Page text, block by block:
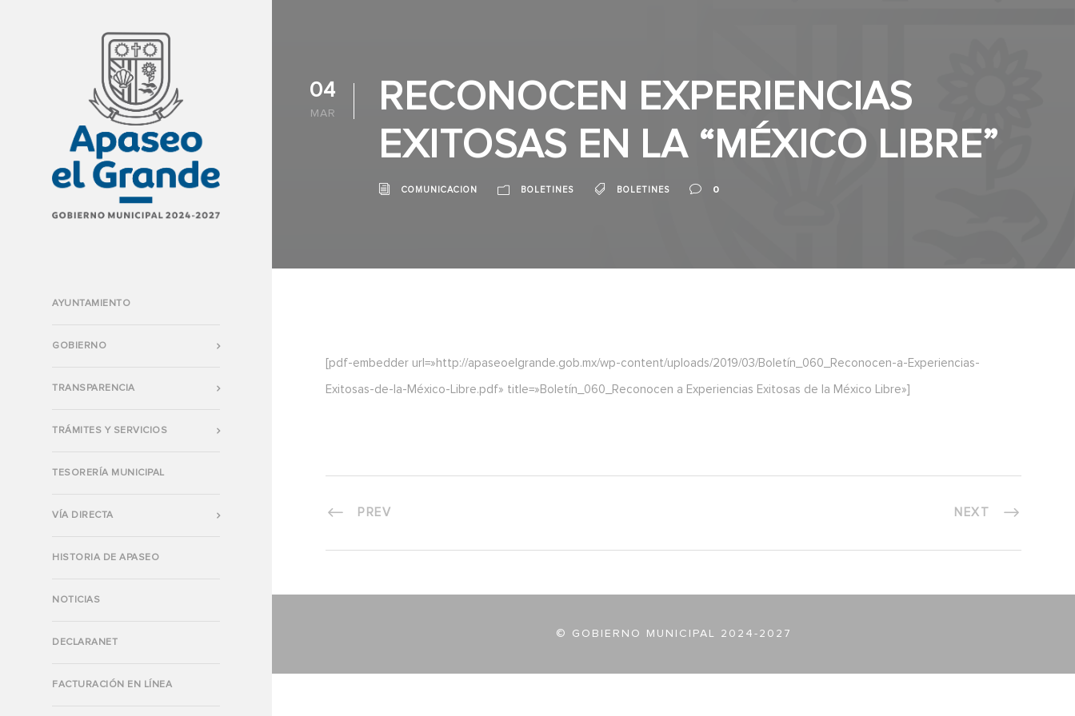
AYUNTAMIENTO
GOBIERNO
TRANSPARENCIA
TRÁMITES Y SERVICIOS
TESORERÍA MUNICIPAL
VÍA DIRECTA
HISTORIA DE APASEO
NOTICIAS
DECLARANET
FACTURACIÓN EN LÍNEA
04
MAR
RECONOCEN EXPERIENCIAS
EXITOSAS EN LA “MÉXICO LIBRE”
COMUNICACION BOLETINES BOLETINES 0
[pdf-embedder url=»http://apaseoelgrande.gob.mx/wp-content/uploads/2019/03/Boletín_060_Reconocen-a-Experiencias-
Exitosas-de-la-México-Libre.pdf» title=»Boletín_060_Reconocen a Experiencias Exitosas de la México Libre»]
PREV NEXT
© GOBIERNO MUNICIPAL 2024-2027